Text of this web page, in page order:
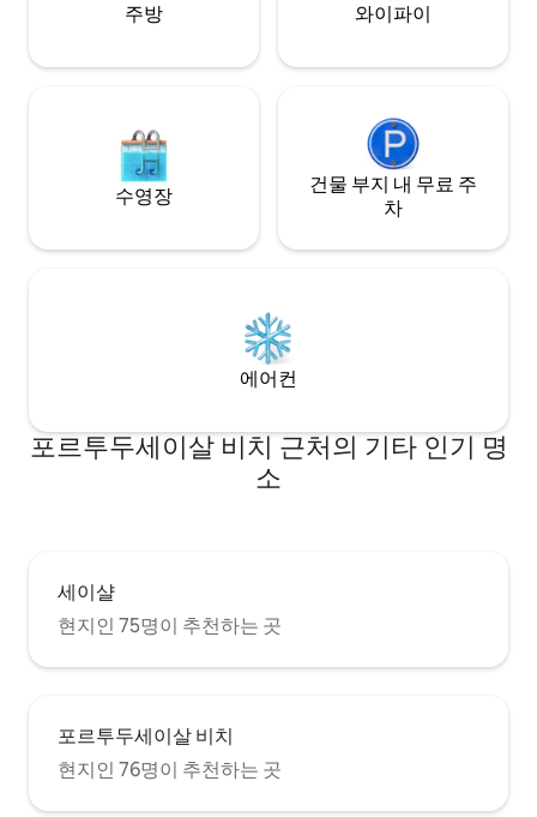
주방 와이파이
수영장
건물 부지 내 무료 주
차
에어컨
포르투두세이살 비치 근처의 기타 인기 명
소
세이샬
현지인 75명이 추천하는 곳
포르투두세이살 비치
현지인 76명이 추천하는 곳